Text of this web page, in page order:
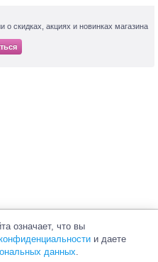
скидках, акциях и новинках магазина
означает, что вы
и даете
данных.